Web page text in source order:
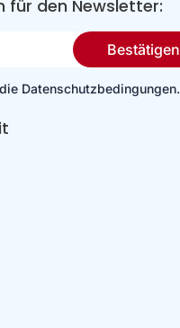
für den Newsletter:
Datenschutzbedingungen.
Bestätigen